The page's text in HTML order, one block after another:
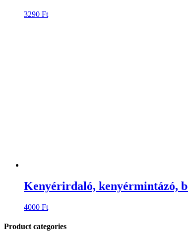
3290 Ft
Kenyérirdaló, kenyérmintázó,
4000 Ft
Product categories